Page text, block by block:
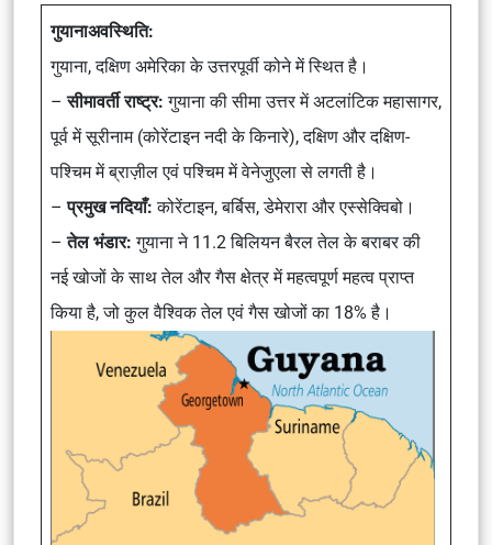
गुयानाअवस्थिति:
गुयाना, दक्षिण अमेरिका के उत्तरपूर्वी कोने में स्थित है।
–सीमावर्ती राष्ट्र:गुयाना की सीमा उत्तर में अटलांटिक महासागर,
पूर्व में सूरीनाम (कोरेंटाइन नदी के किनारे), दक्षिण और दक्षिण-
पश्चिम में ब्राज़ील एवं पश्चिम में वेनेजुएला से लगती है।
–प्रमुख नदियाँ:कोरेंटाइन, बर्बिस, डेमेरारा और एस्सेक्विबो।
–तेल भंडार:गुयाना ने 11.2 बिलियन बैरल तेल के बराबर की
नई खोजों के साथ तेल और गैस क्षेत्र में महत्वपूर्ण महत्व प्राप्त
किया है, जो कुल वैश्विक तेल एवं गैस खोजों का 18% है।